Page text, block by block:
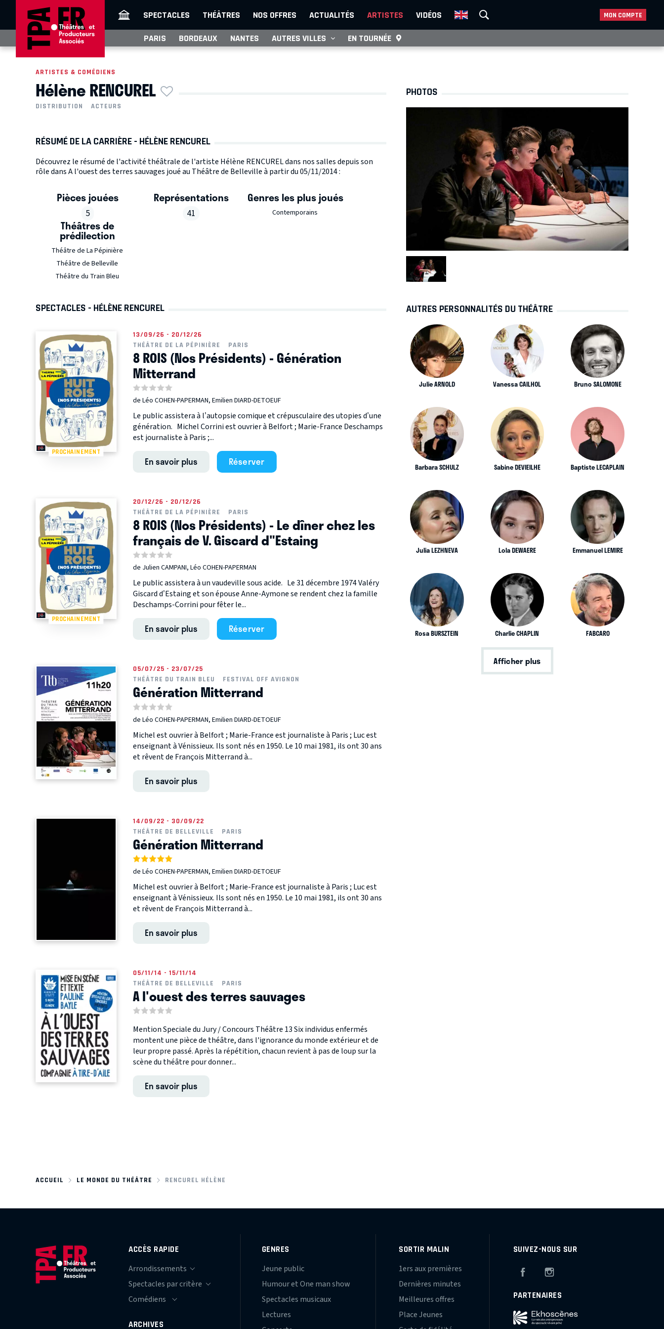
SPECTACLES THÉÂTRES NOS OFFRES ACTUALITÉS ARTISTES VIDÉOS MON COMPTE
PARIS BORDEAUX NANTES AUTRES VILLES EN TOURNÉE
ARTISTES & COMÉDIENS
Hélène RENCUREL
DISTRIBUTION ACTEURS
RÉSUMÉ DE LA CARRIÈRE - HÉLÈNE RENCUREL
Découvrez le résumé de l'activité théâtrale de l'artiste Hélène RENCUREL dans nos salles depuis son
rôle dans A l'ouest des terres sauvages joué au Théâtre de Belleville à partir du 05/11/2014 :
Pièces jouées
5
Représentations
41
Genres les plus joués
Contemporains
Théâtres de
prédilection
Théâtre de La Pépinière
Théâtre de Belleville
Théâtre du Train Bleu
SPECTACLES - HÉLÈNE RENCUREL
PROCHAINEMENT
13/09/26 - 20/12/26
THÉÂTRE DE LA PÉPINIÈRE
PARIS
8 ROIS (Nos Présidents) - Génération
Mitterrand
de Léo COHEN-PAPERMAN, Emilien DIARD-DETOEUF
Le public assistera à l’autopsie comique et crépusculaire des utopies d’une
génération. Michel Corrini est ouvrier à Belfort ; Marie-France Deschamps
est journaliste à Paris ;...
En savoir plus Réserver
PROCHAINEMENT
20/12/26 - 20/12/26
THÉÂTRE DE LA PÉPINIÈRE
PARIS
8 ROIS (Nos Présidents) - Le dîner chez les
français de V. Giscard d"Estaing
de Julien CAMPANI, Léo COHEN-PAPERMAN
Le public assistera à un vaudeville sous acide. Le 31 décembre 1974 Valéry
Giscard d’Estaing et son épouse Anne-Aymone se rendent chez la famille
Deschamps-Corrini pour fêter le...
En savoir plus Réserver
05/07/25 - 23/07/25
THÉÂTRE DU TRAIN BLEU
FESTIVAL OFF AVIGNON
Génération Mitterrand
de Léo COHEN-PAPERMAN, Emilien DIARD-DETOEUF
Michel est ouvrier à Belfort ; Marie-France est journaliste à Paris ; Luc est
enseignant à Vénissieux. Ils sont nés en 1950. Le 10 mai 1981, ils ont 30 ans
et rêvent de François Mitterrand à...
En savoir plus
14/09/22 - 30/09/22
THÉÂTRE DE BELLEVILLE
PARIS
Génération Mitterrand
de Léo COHEN-PAPERMAN, Emilien DIARD-DETOEUF
Michel est ouvrier à Belfort ; Marie-France est journaliste à Paris ; Luc est
enseignant à Vénissieux. Ils sont nés en 1950. Le 10 mai 1981, ils ont 30 ans
et rêvent de François Mitterrand à...
En savoir plus
05/11/14 - 15/11/14
THÉÂTRE DE BELLEVILLE
PARIS
A l'ouest des terres sauvages
Mention Speciale du Jury / Concours Théâtre 13 Six individus enfermés
montent une pièce de théâtre, dans l'ignorance du monde extérieur et de
leur propre passé. Après la répétition, chacun revient à pas de loup sur la
scène du théâtre pour donner...
En savoir plus
PHOTOS
AUTRES PERSONNALITÉS DU THÉÂTRE
Julie ARNOLD Vanessa CAILHOL Bruno SALOMONE
Barbara SCHULZ Sabine DEVIEILHE Baptiste LECAPLAIN
Julia LEZHNEVA Lola DEWAERE Emmanuel LEMIRE
Rosa BURSZTEIN Charlie CHAPLIN FABCARO
Afficher plus
ACCUEIL LE MONDE DU THÉÂTRE RENCUREL HÉLÈNE
ACCÈS RAPIDE
ARCHIVES
GENRES
Jeune public
Humour et One man show
Spectacles musicaux
Lectures
SORTIR MALIN
1ers aux premières
Dernières minutes
Meilleures offres
Place Jeunes
SUIVEZ-NOUS SUR
Facebook
PARTENAIRES